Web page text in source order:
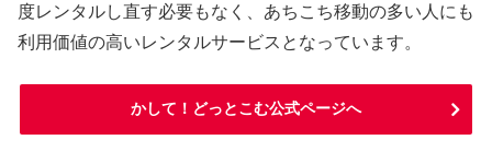
度レンタルし直す必要もなく、あちこち移動の多い人にも
利用価値の高いレンタルサービスとなっています。
かして！どっとこむ公式ページへ